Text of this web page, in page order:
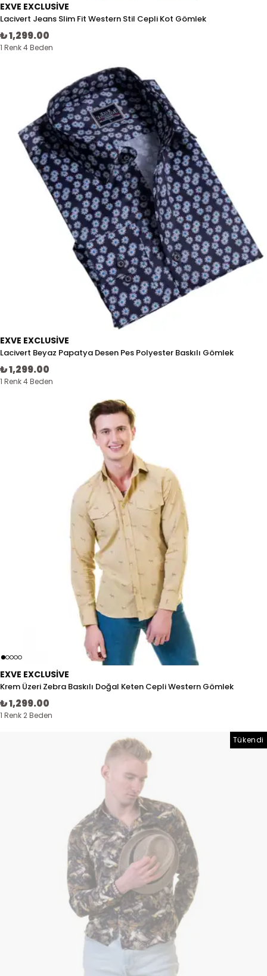
EXVE EXCLUSIVE
Lacivert Jeans Slim Fit Western Stil Cepli Kot Gömlek
₺ 1,299.00
1 Renk 4 Beden
EXVE EXCLUSIVE
Lacivert Beyaz Papatya Desen Pes Polyester Baskılı Gömlek
₺ 1,299.00
1 Renk 4 Beden
EXVE EXCLUSIVE
Krem Üzeri Zebra Baskılı Doğal Keten Cepli Western Gömlek
₺ 1,299.00
1 Renk 2 Beden
Tükendi